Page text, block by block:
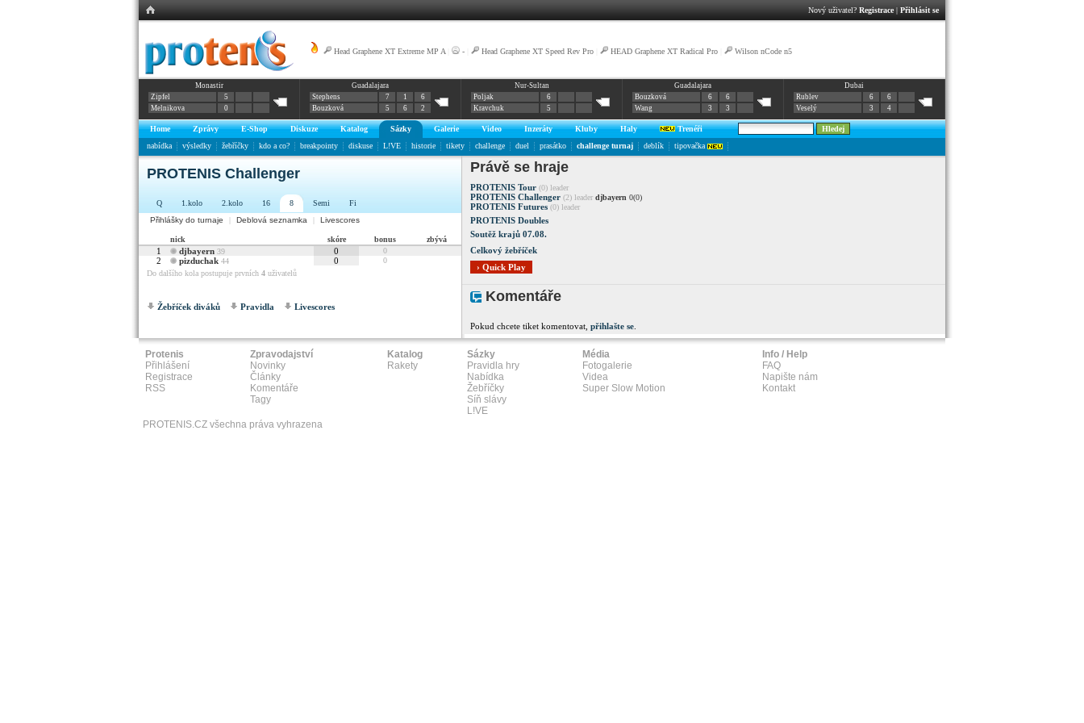
Nový uživatel? Registrace| Přihlásit se
Head Graphene XT Extreme MP A - Head Graphene XT Speed Rev Pro HEAD Graphene XT Radical Pro Wilson nCode n5
Monastir
Zipfel
5
Melnikova
0
Guadalajara
Stephens
7 1
6
Bouzková
5 6 2
Nur-Sultan
Poljak
6
Kravchuk
5
Guadalajara
Bouzková
6
6
Wang
3 3
Dubai
Rublev
6
6
Veselý
3 4
Home Zprávy E-Shop Diskuze Katalog Sázky Galerie Video Inzeráty Kluby Haly
Trenéři
nabídka
výsledky žebříčky kdo a co? breakpointy diskuse L!VE historie tikety challenge duel prasátko challenge turnaj deblík tipovačka
PROTENIS Challenger
Q 1.kolo 2.kolo 16 8 Semi
Fi
Přihlášky do turnaje
Deblová seznamka Livescores
nick skóre bonus zbývá
1 djbayern 39 0 0
2 pizduchak 44 0
0
Do dalšího kola postupuje prvních 4 uživatelů
Žebříček diváků Pravidla Livescores
Právě se hraje
PROTENIS Tour (0) leader
PROTENIS Challenger (2) leader djbayern 0(0)
PROTENIS Futures (0) leader
PROTENIS Doubles
Soutěž krajů 07.08.
Celkový žebříček
› Quick Play
Komentáře
Pokud chcete tiket komentovat, přihlašte se
Protenis
Přihlášení
Registrace
RSS
Zpravodajství
Novinky
Články
Komentáře
Tagy
Katalog
Rakety
Sázky
Pravidla hry
Nabídka
Žebříčky
Síň slávy
L!VE
Média
Fotogalerie
Videa
Super Slow Motion
Info / Help
FAQ
Napište nám
Kontakt
PROTENIS.CZ všechna práva vyhrazena